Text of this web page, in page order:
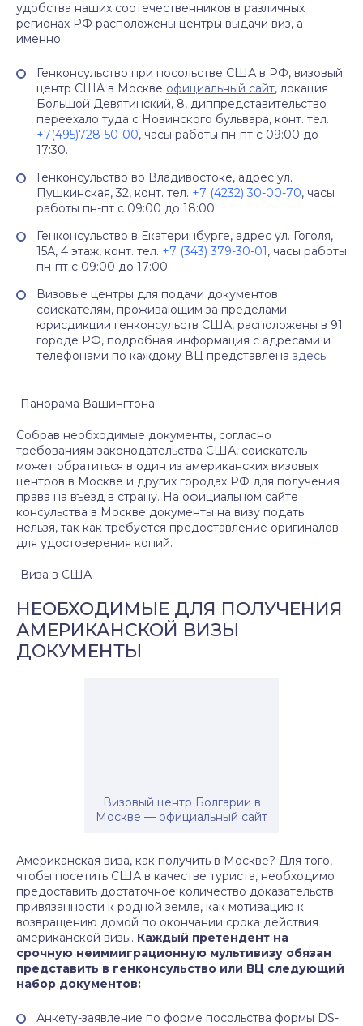
удобства наших соотечественников в различных
регионах РФ расположены центры выдачи виз, а
именно:
Генконсульство при посольстве США в РФ, визовый
центр США в Москве официальный сайт, локация
Большой Девятинский, 8, диппредставительство
переехало туда с Новинского бульвара, конт. тел.
+7(495)728-50-00, часы работы пн-пт с 09:00 до
17:30.
Генконсульство во Владивостоке, адрес ул.
Пушкинская, 32, конт. тел. +7 (4232) 30-00-70, часы
работы пн-пт с 09:00 до 18:00.
Генконсульство в Екатеринбурге, адрес ул. Гоголя,
15А, 4 этаж, конт. тел. +7 (343) 379-30-01, часы работы
пн-пт с 09:00 до 17:00.
Визовые центры для подачи документов
соискателям, проживающим за пределами
юрисдикции генконсульств США, расположены в 91
городе РФ, подробная информация с адресами и
телефонами по каждому ВЦ представлена здесь.
Панорама Вашингтона
Собрав необходимые документы, согласно
требованиям законодательства США, соискатель
может обратиться в один из американских визовых
центров в Москве и других городах РФ для получения
права на въезд в страну. На официальном сайте
консульства в Москве документы на визу подать
нельзя, так как требуется предоставление оригиналов
для удостоверения копий.
Виза в США
НЕОБХОДИМЫЕ ДЛЯ ПОЛУЧЕНИЯ
АМЕРИКАНСКОЙ ВИЗЫ
ДОКУМЕНТЫ
Визовый центр Болгарии в
Москве — официальный сайт
Американская виза, как получить в Москве? Для того,
чтобы посетить США в качестве туриста, необходимо
предоставить достаточное количество доказательств
привязанности к родной земле, как мотивацию к
возвращению домой по окончании срока действия
американской визы. Каждый претендент на
срочную неиммиграционную мультивизу обязан
представить в генконсульство или ВЦ следующий
набор документов:
Анкету-заявление по форме посольства формы DS-